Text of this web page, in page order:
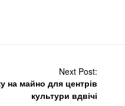
Next Post:
на майно для центрів
культури вдвічі